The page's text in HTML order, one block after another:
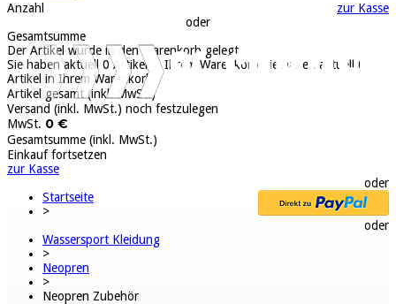
zur Kasse
oder
Anzahl
Gesamtsumme
Der Artikel wurde in den Warenkorb gelegt
Sie haben aktuell 0Artikel in Ihrem Warenkorb Sie haben aktuell 0
Artikel in Ihrem Warenkorb
Artikel gesamt (inkl. MwSt.)
Versand (inkl. MwSt.) noch festzulegen
MwSt. 0 €
Gesamtsumme (inkl. MwSt.)
Einkauf fortsetzen
zur Kasse
oder
oder
Startseite
>
Wassersport Kleidung
>
Neopren
>
Neopren Zubehör